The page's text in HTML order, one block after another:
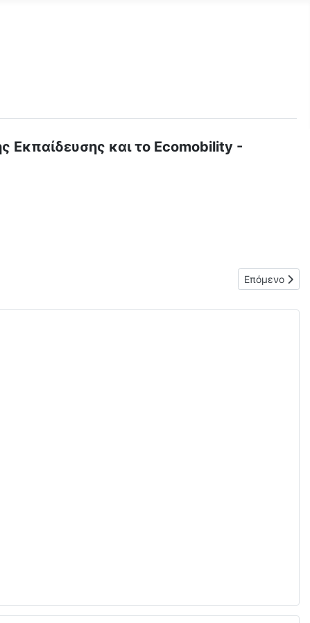
Εκπαίδευσης και το Ecomobility -
- 14/10/2017 Επόμενο
Επόμενο